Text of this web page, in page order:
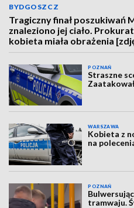
BYDGOSZCZ
Tragiczny finał poszukiwań
znaleziono jej ciało.
kobieta miała obrażenia
POZNAŃ
Straszne
WARSZAWA
Kobieta z
na
POZNAŃ
tramwaju.